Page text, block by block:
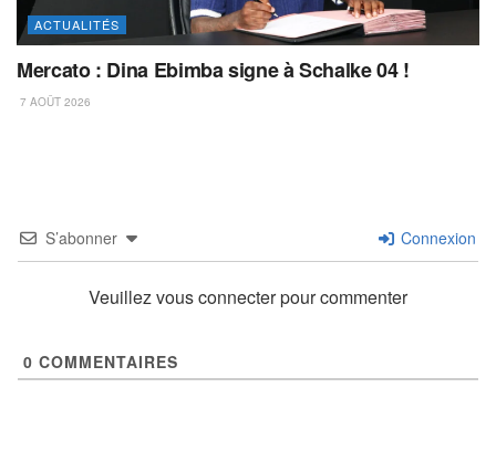
ACTUALITÉS
Mercato : Dina Ebimba signe à Schalke 04 !
7 AOÛT 2026
S’abonner Connexion
Veuillez vous connecter pour commenter
0 COMMENTAIRES